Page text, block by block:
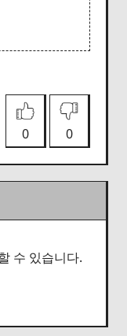
0 0
수 있습니다.